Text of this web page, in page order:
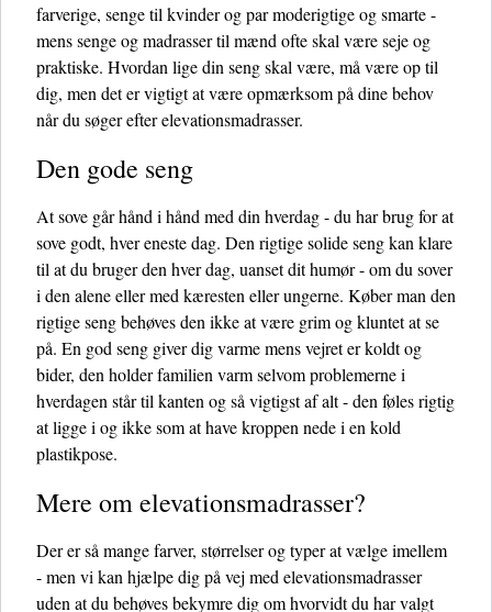
farverige, senge til kvinder og par moderigtige og smarte -
mens senge og madrasser til mænd ofte skal være seje og
praktiske. Hvordan lige din seng skal være, må være op til
dig, men det er vigtigt at være opmærksom på dine behov
når du søger efter elevationsmadrasser.
Den gode seng
At sove går hånd i hånd med din hverdag - du har brug for at
sove godt, hver eneste dag. Den rigtige solide seng kan klare
til at du bruger den hver dag, uanset dit humør - om du sover
i den alene eller med kæresten eller ungerne. Køber man den
rigtige seng behøves den ikke at være grim og kluntet at se
på. En god seng giver dig varme mens vejret er koldt og
bider, den holder familien varm selvom problemerne i
hverdagen står til kanten og så vigtigst af alt - den føles rigtig
at ligge i og ikke som at have kroppen nede i en kold
plastikpose.
Mere om elevationsmadrasser?
Der er så mange farver, størrelser og typer at vælge imellem
- men vi kan hjælpe dig på vej med elevationsmadrasser
uden at du behøves bekymre dig om hvorvidt du har valgt